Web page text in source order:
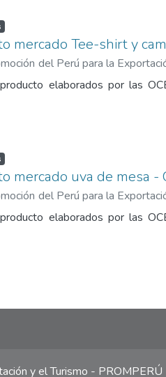
mercado Tee-shirt y
del Perú para la
Turismo
elaborados por las
mercado uva de mesa -
del Perú para la
Turismo
elaborados por las
y el Turismo - PROMPERÚ